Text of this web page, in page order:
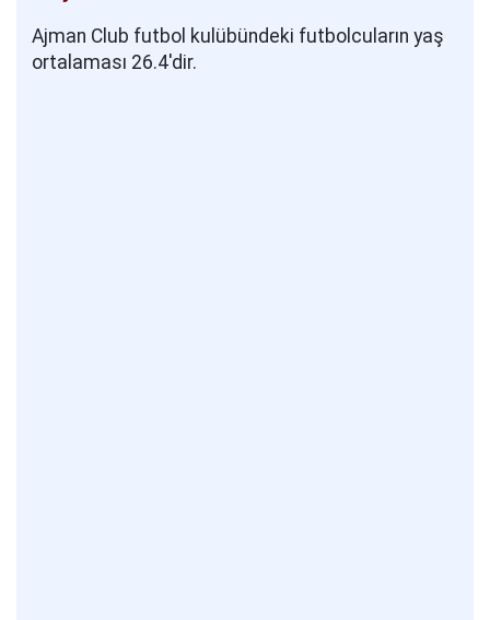
Ajman Club futbol kulübündeki futbolcuların yaş
ortalaması 26.4'dir.